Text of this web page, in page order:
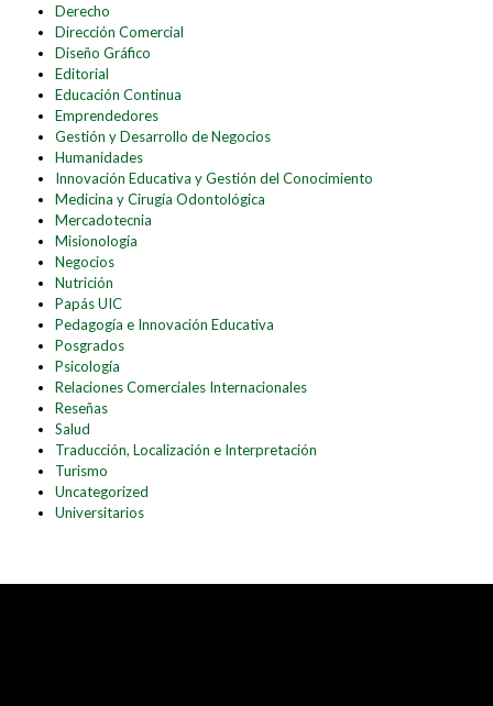
Derecho
Dirección Comercial
Diseño Gráfico
Editorial
Educación Continua
Emprendedores
Gestión y Desarrollo de Negocios
Humanidades
Innovación Educativa y Gestión del Conocimiento
Medicina y Cirugía Odontológica
Mercadotecnia
Misionología
Negocios
Nutrición
Papás UIC
Pedagogía e Innovación Educativa
Posgrados
Psicología
Relaciones Comerciales Internacionales
Reseñas
Salud
Traducción, Localización e Interpretación
Turismo
Uncategorized
Universitarios